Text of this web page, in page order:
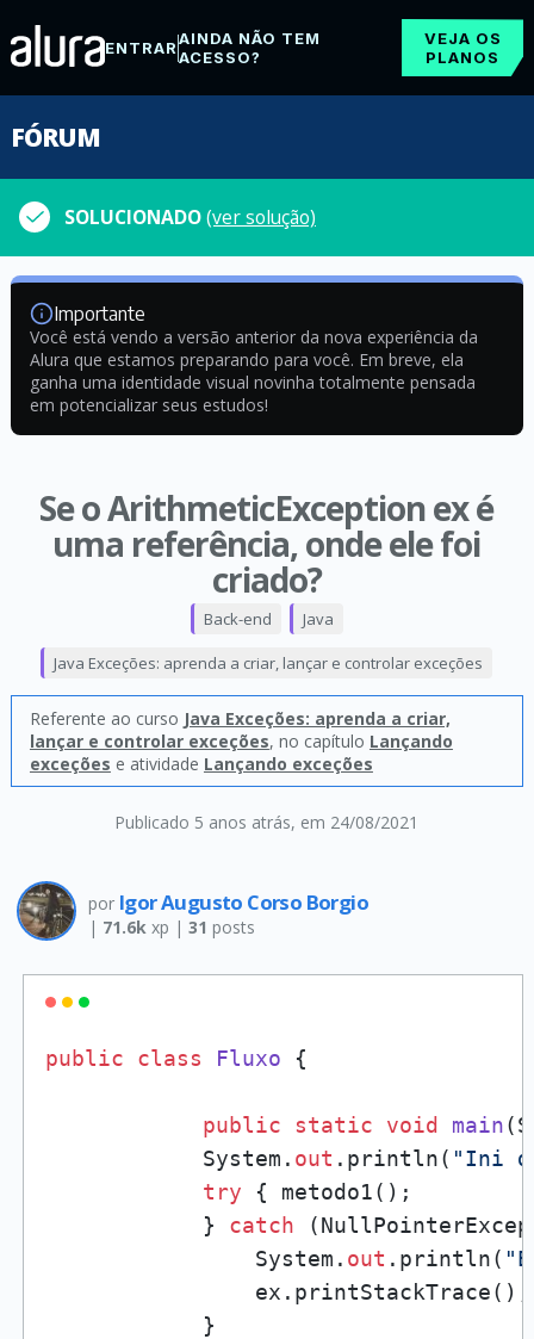
ENTRARAINDA NÃO TEM
ACESSO?
VEJA OS
PLANOS
FÓRUM
SOLUCIONADO(ver solução)
Importante
Você está vendo a versão anterior da nova experiência da
Alura que estamos preparando para você. Em breve, ela
ganha uma identidade visual novinha totalmente pensada
em potencializar seus estudos!
Se o ArithmeticException ex é
uma referência, onde ele foi
criado?
Publicado 5 anos atrás, em 24/08/2021
Back-end Java
Java Exceções: aprenda a criar, lançar e controlar exceções
Referente ao curso Java Exceções: aprenda a criar,
lançar e controlar exceções, no capítulo Lançando
exceções e atividade Lançando exceções
por Igor Augusto Corso Borgio
| 71.6kxp | 31 posts
public class Fluxo {
public static void main(
            System.
out .println( "Ini
try { metodo1();
            }
catch
                System.
out .println(
                ex.printStackTrace();
            }